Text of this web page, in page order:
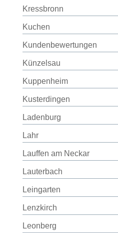
Kressbronn
Kuchen
Kundenbewertungen
Künzelsau
Kuppenheim
Kusterdingen
Ladenburg
Lahr
Lauffen am Neckar
Lauterbach
Leingarten
Lenzkirch
Leonberg